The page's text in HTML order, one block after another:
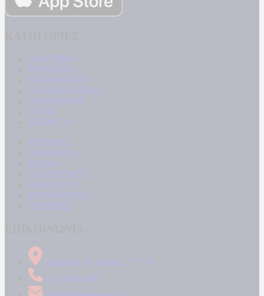
ΠΟΛΙΤΙΚΗ
ΚΟΙΝΩΝΙΑ
ΜΠΟΥΡΛΟΤΟ
ΠΑΡΑΠΟΛΙΤΙΚΑ
ΟΙΚΟΝΟΜΙΑ
ΥΓΕΙΑ
ΕΝΕΡΓΕΙΑ
ΚΟΣΜΟΣ
ΑΘΛΗΤΙΚΑ
MEDIA
ΠΟΛΙΤΙΣΜΟΣ
LIFESTYLE
ΤΕΧΝΟΛΟΓΙΑ
ΑΠΟΨΕΙΣ
Δήμητρος 31 Ταύρος, 177 78
210 34 89 000